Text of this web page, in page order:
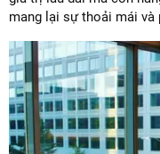
mang lại sự thoải mái và